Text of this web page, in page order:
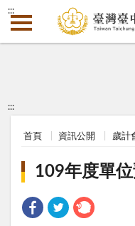
:::
:::
首頁 資訊公開 歲計
109年度單